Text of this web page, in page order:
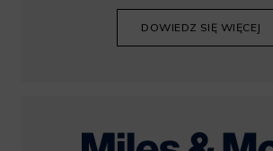
DOWIEDZ SIĘ WIĘCEJ